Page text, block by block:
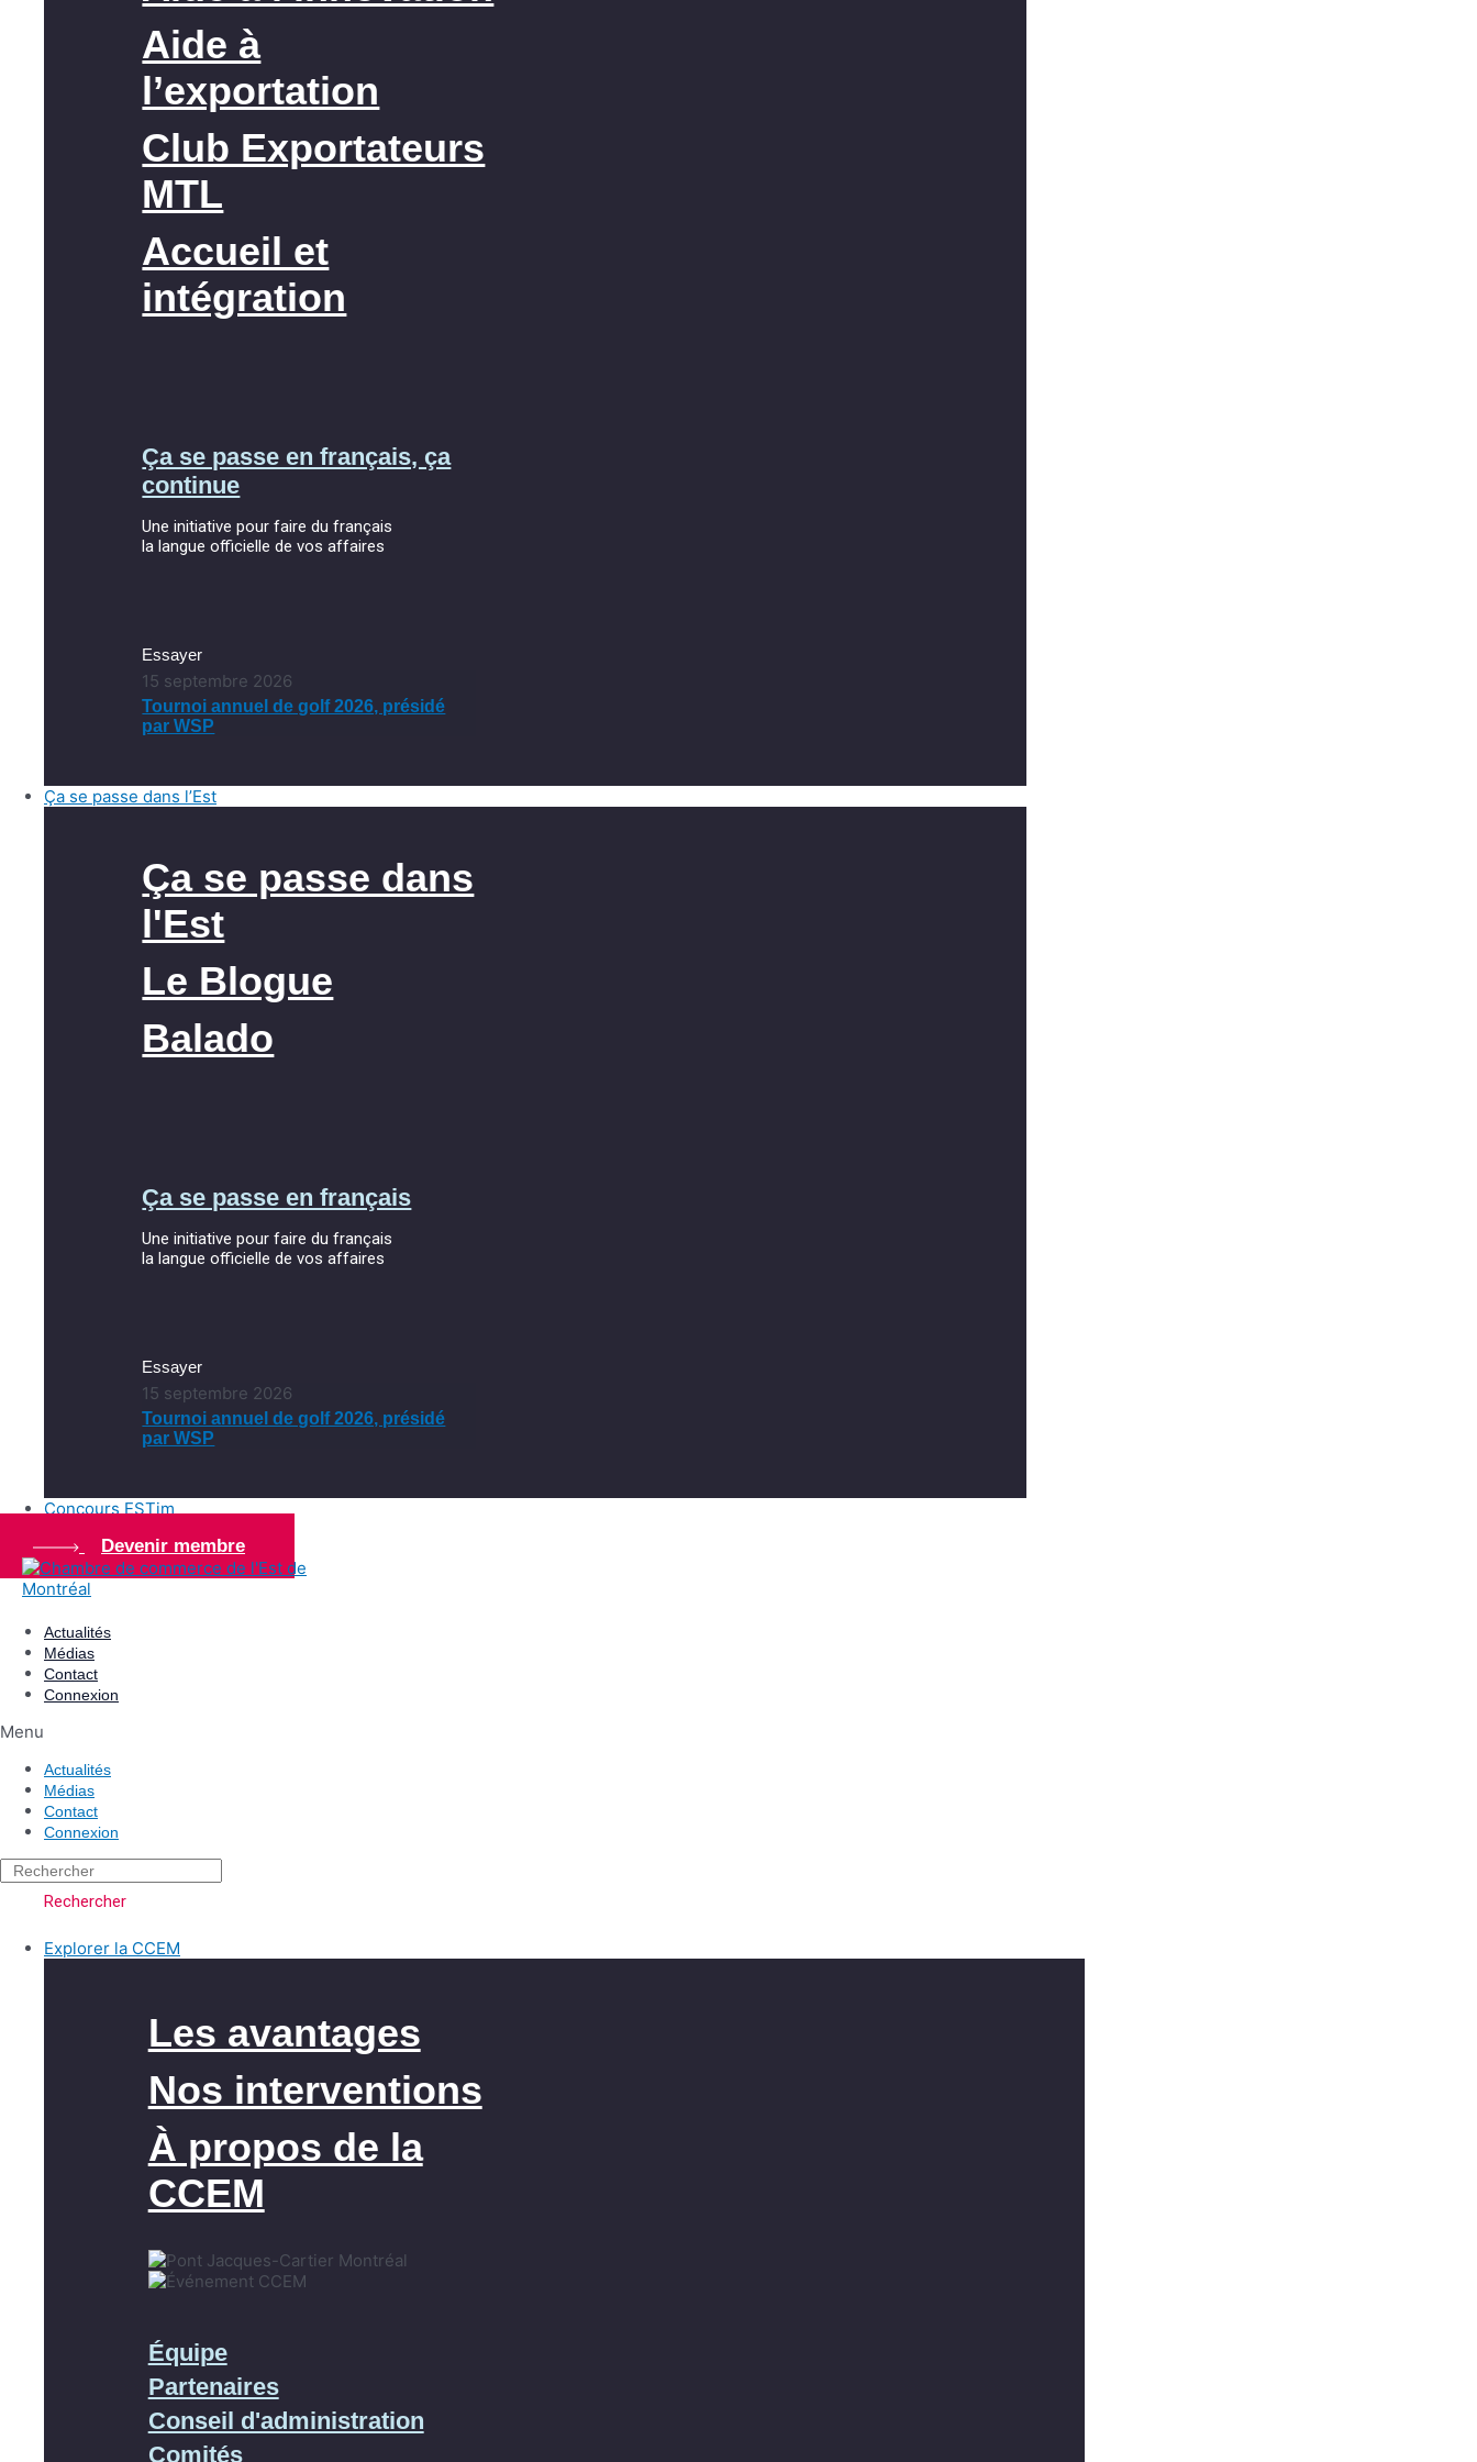
Aide à
l’exportation
Club Exportateurs
MTL
Accueil et
intégration
Ça se passe en français, ça
continue
Une initiative pour faire du français
la langue officielle de vos affaires
Essayer
15 septembre 2026
Tournoi annuel de golf 2026, présidé
par WSP
Ça se passe dans l’Est
Ça se passe dans
l'Est
Le Blogue
Balado
Ça se passe en français
Une initiative pour faire du français
la langue officielle de vos affaires
Essayer
15 septembre 2026
Tournoi annuel de golf 2026, présidé
par WSP
Concours ESTim
Devenir membre
Actualités
Médias
Contact
Connexion
Menu
Actualités
Médias
Contact
Connexion
Rechercher
Explorer la CCEM
Les avantages
Nos interventions
À propos de la
CCEM
Équipe
Partenaires
Conseil d'administration
Comités